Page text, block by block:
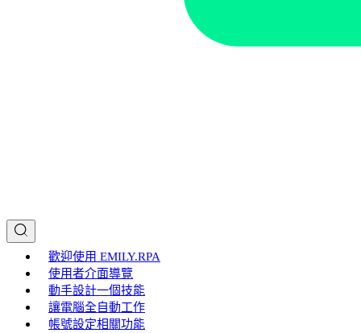
歡迎使用 EMILY.RPA
使用者介面導覽
動手設計一個技能
讓電腦全自動工作
帳號設定相關功能